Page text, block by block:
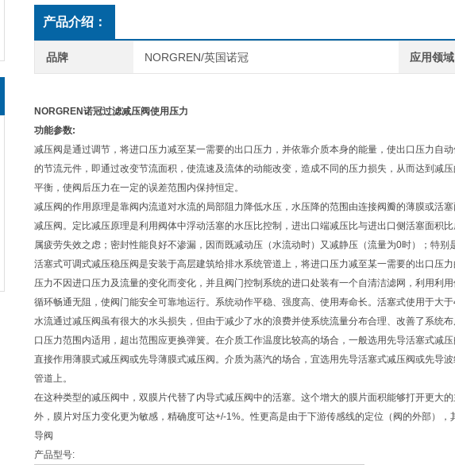
产品介绍：
品牌 NORGREN/英国诺冠 应用领域
NORGREN诺冠过滤减压阀使用压力
功能参数:
减压阀是通过调节，将进口压力减至某一需要的出口压力，并依靠介质本身的能量，使出口压力自
的节流元件，即通过改变节流面积，使流速及流体的动能改变，造成不同的压力损失，从而达到减
平衡，使阀后压力在一定的误差范围内保持恒定。
减压阀的作用原理是靠阀内流道对水流的局部阻力降低水压，水压降的范围由连接阀瓣的薄膜或活
减压阀。定比减压原理是利用阀体中浮动活塞的水压比控制，进出口端减压比与进出口侧活塞面积
属疲劳失效之虑；密封性能良好不渗漏，因而既减动压（水流动时）又减静压（流量为0时）；特别
活塞式可调式减压稳压阀是安装于高层建筑给排水系统管道上，将进口压力减至某一需要的出口压
压力不因进口压力及流量的变化而变化，并且阀门控制系统的进口处装有一个自清洁滤网，利用利
循环畅通无阻，使阀门能安全可靠地运行。系统动作平稳、强度高、使用寿命长。活塞式使用于大于
水流通过减压阀虽有很大的水头损失，但由于减少了水的浪费并使系统流量分布合理、改善了系统
口压力范围内适用，超出范围应更换弹簧。在介质工作温度比较高的场合，一般选用先导活塞式减
直接作用薄膜式减压阀或先导薄膜式减压阀。介质为蒸汽的场合，宜选用先导活塞式减压阀或先导
管道上。
在这种类型的减压阀中，双膜片代替了内导式减压阀中的活塞。这个增大的膜片面积能够打开更大
外，膜片对压力变化更为敏感，精确度可达+/-1%。性更高是由于下游传感线的定位（阀的外部）
导阀
产品型号: